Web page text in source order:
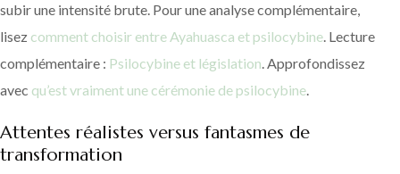
subir une intensité brute. Pour une analyse complémentaire,
lisez comment choisir entre Ayahuasca et psilocybine. Lecture
complémentaire : Psilocybine et législation. Approfondissez
avec qu’est vraiment une cérémonie de psilocybine.
Attentes réalistes versus fantasmes de
transformation